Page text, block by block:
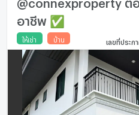
อาชีพ ✅
ให้เช่า บ้าน เลขที่ประก